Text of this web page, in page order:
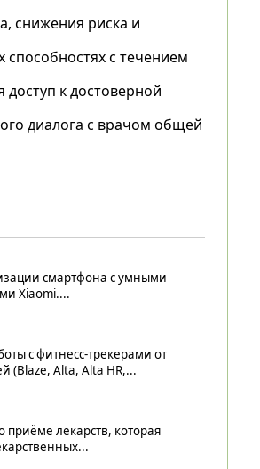
снижения риска и
с течением
к достоверной
диалога с врачом общей
смартфона с умными
Xiaomi....
с фитнесс-трекерами от
(Blaze, Alta, Alta HR,...
лекарств, которая